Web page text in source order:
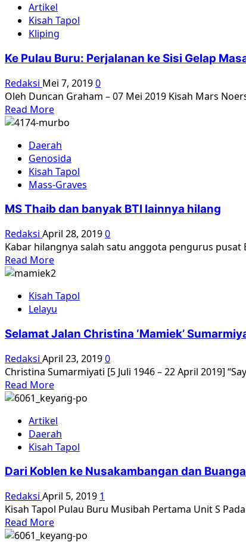
Utati
Koesalah
S
11
Dipenjara
Tanpa
Diadili
Artikel
Kisah Tapol
Kliping
Ke Pulau Buru: Perjalanan ke Sisi Gelap
Redaksi Mei 7, 20190
Oleh Duncan Graham – 07 Mei 2019 Kisah Mars
Read MoreRead
more
Ke
Pulau
Buru:
Perjalanan
Sisi
Gelap
Masa
Lalu
Indonesia
Daerah
Genosida
Kisah Tapol
Mass-Graves
MS Thaib dan banyak BTI lainnya hilang
Redaksi April 28, 20190
Kabar hilangnya salah satu anggota pengurus pusat
Read MoreRead
more
MS
Thaib
banyak
lainnya
hilang
Kisah Tapol
Lelayu
Selamat Jalan Christina ‘Mamiek’
Redaksi April 23, 20190
Christina Sumarmiyati [5 Juli 1946 – 22 April 2019]
Read MoreRead
more
Selamat
Jalan
Christina
Sumarmiyati…
Artikel
Daerah
Kisah Tapol
Dari Koblen ke Nusakambangan dan
Redaksi April 5, 2019 1
Kisah Tapol Pulau Buru Musibah Pertama Unit S
Read MoreRead
more